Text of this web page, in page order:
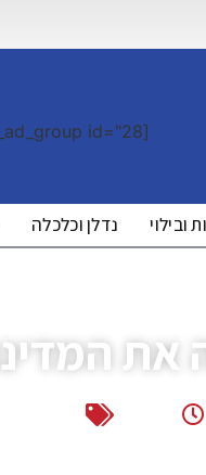
[the_ad_group id="28"]
ובילוי נדלן וכלכלה
את
בריאות